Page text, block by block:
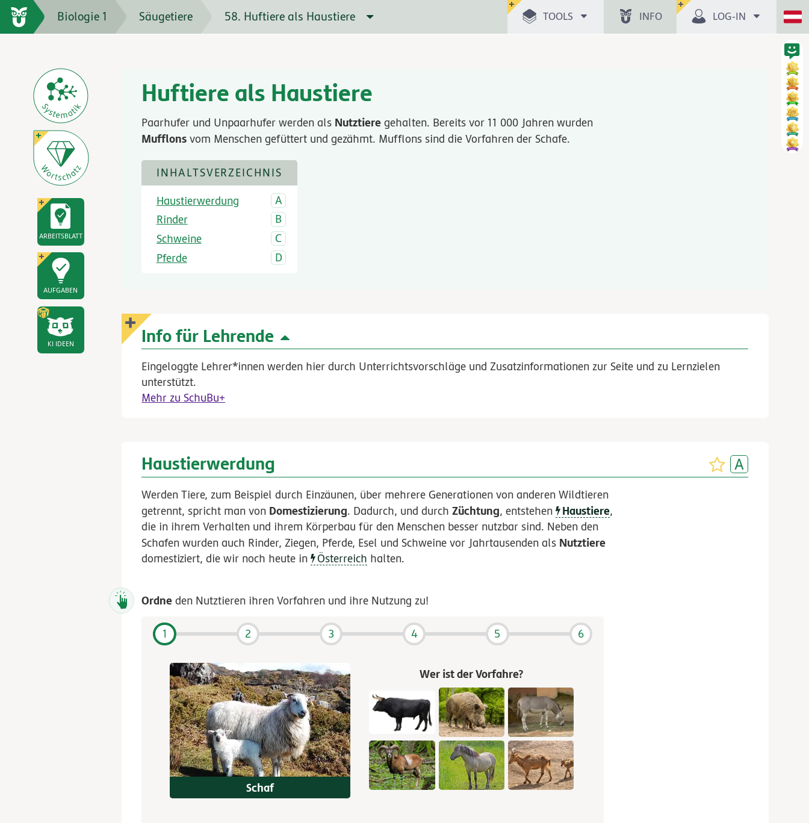
Huftiere als Haustiere
Paarhufer und Unpaarhufer werden als Nutztiere gehalten. Bereits vor 11 000 Jahren wurden
Mufflons vom Menschen gefüttert und gezähmt. Mufflons sind die Vorfahren der Schafe.
INHALTSVERZEICHNIS
Haustierwerdung
Rinder
Schweine
Pferde
Info für Lehrende
Eingeloggte Lehrer*innen werden hier durch Unterrichtsvorschläge und Zusatzinformationen zur Seite und zu Lernzielen
unterstützt.
Mehr zu SchuBu+
Haustierwerdung
Werden Tiere, zum Beispiel durch Einzäunen, über mehrere Generationen von anderen Wildtieren
getrennt, spricht man von Domestizierung. Dadurch, und durchZüchtung, entstehen Haustiere,
die in ihrem Verhalten und ihrem Körperbau für den Menschen besser nutzbar sind. Neben den
Schafen wurden auch Rinder, Ziegen, Pferde, Esel und Schweine vor Jahrtausenden als Nutztiere
domestiziert, die wir noch heute in Österreich halten.
Ordne den Nutztieren ihren Vorfahren und ihre Nutzung zu!
1 2 3 4 5 6
Schaf
Wer ist der Vorfahre?
ARBEITSBLATT
AUFGABEN
KI IDEEN
Biologie 1 Säugetiere 58. Huftiere als Haustiere TOOLS INFO LOG-IN